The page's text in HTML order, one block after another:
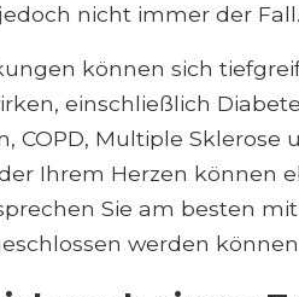
nicht immer der Fall.
können sich
einschließlich
COPD, Multiple Sklerose
Ihrem Herzen können
Sie am besten
werden